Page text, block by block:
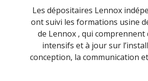
Les dépositaires Lennox
ont suivi les formations usine
de Lennox , qui comprennent
intensifs et à jour sur
conception, la communication